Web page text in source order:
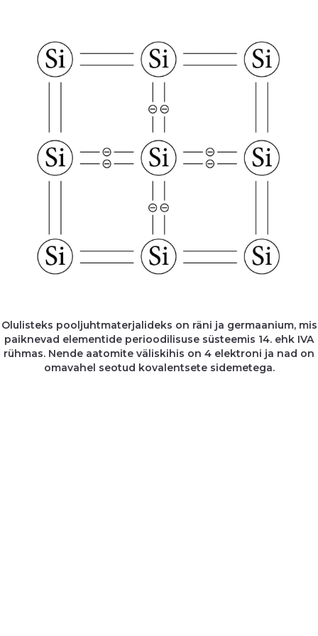
Olulisteks pooljuhtmaterjalideks on räni ja germaanium, mis
paiknevad elementide perioodilisuse süsteemis 14. ehk IVA
rühmas. Nende aatomite väliskihis on 4 elektroni ja nad on
omavahel seotud kovalentsete sidemetega.